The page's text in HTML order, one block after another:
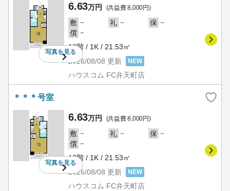
写真を見る
6.63万円 (共益費 8,000円)
敷 － 礼 － 保 －
償 －
10階 / 1K / 21.53㎡
2026/08/08 更新 NEW
ハウスコム FC弁天町店
＊＊＊号室
写真を見る
6.63万円 (共益費 8,000円)
敷 － 礼 － 保 －
償 －
10階 / 1K / 21.53㎡
2026/08/08 更新 NEW
ハウスコム FC弁天町店